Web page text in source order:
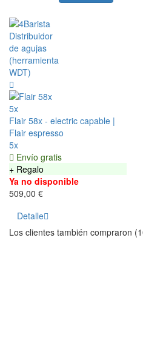
5x
Flair 58x - electric capable |
Flair espresso
5x
Envío gratis
+ Regalo
Ya no disponible
509,00 €
Detalle
Los clientes también compraron